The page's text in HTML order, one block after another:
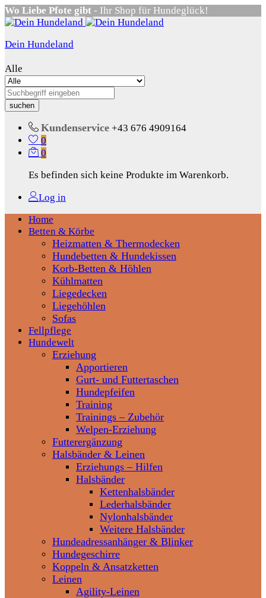
Wo Liebe Pfote gibt - Ihr Shop für Hundeglück!
Dein Hundeland
Alle
suchen
Kundenservice +43 676 4909164
0
0
Es befinden sich keine Produkte im Warenkorb.
Log in
Home
Betten & Körbe
Heizmatten & Thermodecken
Hundebetten & Hundekissen
Korb-Betten & Höhlen
Kühlmatten
Liegedecken
Liegehöhlen
Sofas
Fellpflege
Hundewelt
Erziehung
Apportieren
Gurt- und Futtertaschen
Hundepfeifen
Training
Trainings – Zubehör
Welpen-Erziehung
Futterergänzung
Halsbänder & Leinen
Erziehungs – Hilfen
Halsbänder
Kettenhalsbänder
Lederhalsbänder
Nylonhalsbänder
Weitere Halsbänder
Hundeadressanhänger & Blinker
Hundegeschirre
Koppeln & Ansatzketten
Leinen
Agility-Leinen